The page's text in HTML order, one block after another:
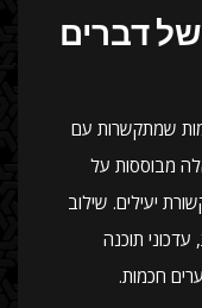
של דברים
שמתקשרות עם
מבוססות על
יעילים. שילוב
תוכנה
חכמות.